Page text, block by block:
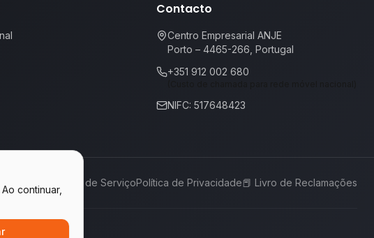
continuar,
Contacto
Centro Empresarial ANJE
Porto – 4465-266, Portugal
+351 912 002 680
NIFC: 517648423
Termos de ServiçoPolítica de Privacidade📕 Livro de Reclamações